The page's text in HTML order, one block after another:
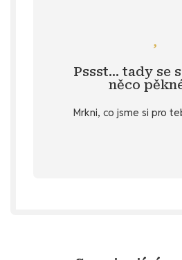
Pssst… tady se
něco
Mrkni, co jsme si pro
Specifikace. 💌 Nebo
vlastní samolepku pro
pomoc - zadej si